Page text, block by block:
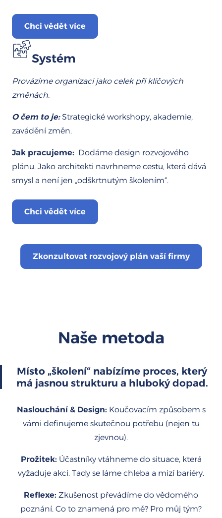
Chci vědět více
Systém
Provázíme organizaci jako celekpři klíčových
změnách.
O čem to je:Strategické workshopy, akademie,
zavádění změn.
Jak pracujeme: Dodáme design rozvojového
plánu. Jako architekti navrhneme cestu, která dává
smysl a není jen „odškrtnutým školením“.
Chci vědět více
Zkonzultovat rozvojový plán vaší firmy
Naše metoda
Místo „školení“ nabízíme proces, který
má jasnou strukturu a hluboký dopad.
Naslouchání & Design: Koučovacím způsobem s
vámi definujeme skutečnou potřebu (nejen tu
zjevnou).
Prožitek: Účastníky vtáhneme do situace, která
vyžaduje akci. Tady se láme chleba a mizí bariéry.
Reflexe: Zkušenost převádíme do vědomého
poznání. Co to znamená pro mě? Pro můj tým?